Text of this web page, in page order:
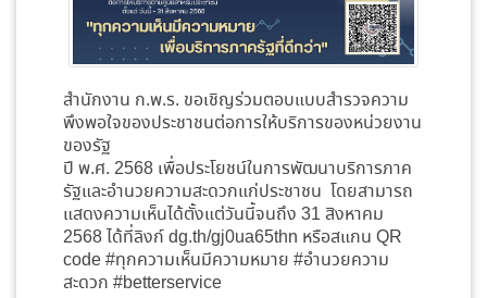
สำนักงาน ก.พ.ร. ขอเชิญร่วมตอบแบบสำรวจความ
พึงพอใจของประชาชนต่อการให้บริการของหน่วยงาน
ของรัฐ
ปี พ.ศ. 2568 เพื่อประโยชน์ในการพัฒนาบริการภาค
รัฐและอำนวยความสะดวกแก่ประชาชน โดยสามารถ
แสดงความเห็นได้ตั้งแต่วันนี้จนถึง 31 สิงหาคม
2568 ได้ที่ลิงก์dg.th/gj0ua65thn หรือสแกน QR
code #ทุกความเห็นมีความหมาย #อำนวยความ
สะดวก #betterservice